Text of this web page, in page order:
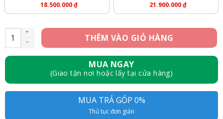
Gốc
25.500.000 ₫.
18.500.000₫
Giá
Tại
Là:
18.500.000 ₫.
Gốc
27.000.000 ₫.
21.900.000₫
Giá
Tại
Là:
[Mới 100%] Laptop Gaming Dell G15 5525 - Ryzen 5 6600H,
THÊM VÀO GIỎ HÀNG
MUA NGAY
(Giao tận nơi hoặc lấy tại cửa hàng)
MUA TRẢ GÓP 0%
Thủ tục đơn giản